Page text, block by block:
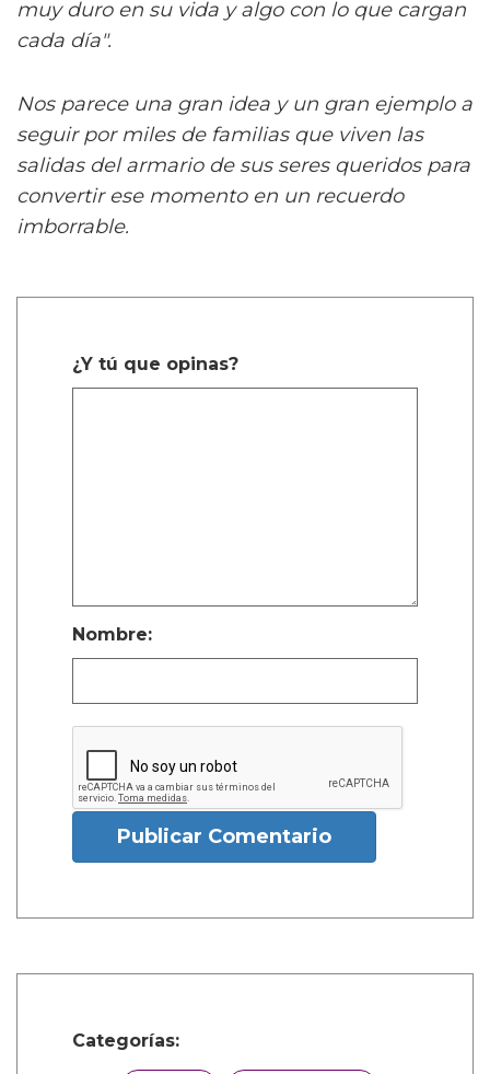
muy duro en su vida y algo con lo que cargan
cada día".
Nos parece una gran idea y un gran ejemplo a
seguir por miles de familias que viven las
salidas del armario de sus seres queridos para
convertir ese momento en un recuerdo
imborrable.
¿Y tú que opinas?
Nombre:
Publicar Comentario
Categorías: